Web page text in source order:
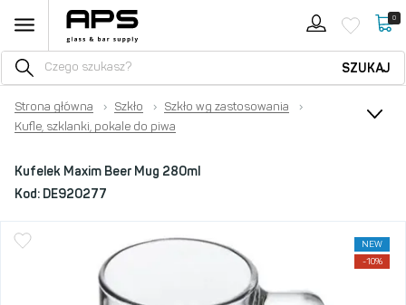
0
SZUKAJ
Strona główna › Szkło › Szkło wg zastosowania
›
Kufle, szklanki, pokale do piwa
Kufelek Maxim Beer Mug 280ml
Kod: DE920277
NEW
-10%